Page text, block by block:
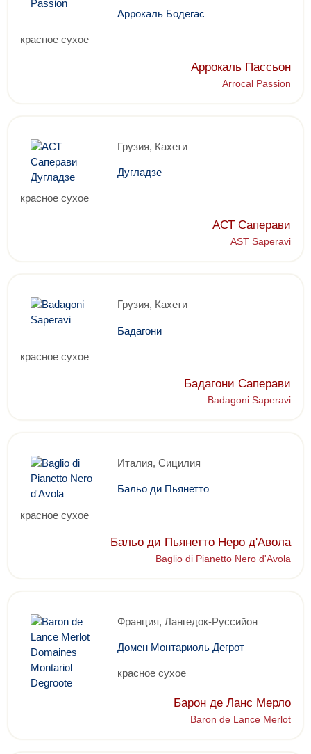
Аррокаль Бодегас
красное сухое
Аррокаль Пассьон
Arrocal Passion
Грузия, Кахети
Дугладзе
красное сухое
АСТ Саперави
AST Saperavi
Грузия, Кахети
Бадагони
красное сухое
Бадагони Саперави
Badagoni Saperavi
Италия, Сицилия
Бальо ди Пьянетто
красное сухое
Бальо ди Пьянетто Неро д'Авола
Baglio di Pianetto Nero d'Avola
Франция, Лангедок-Руссийон
Домен Монтариоль Дегрот
красное сухое
Барон де Ланс Мерло
Baron de Lance Merlot